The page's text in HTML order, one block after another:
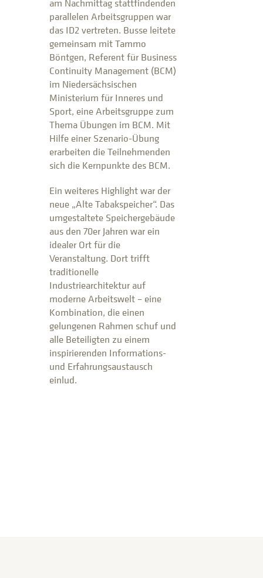
am Nachmittag stattfindenden
parallelen Arbeitsgruppen war
das ID2 vertreten. Busse leitete
gemeinsam mit Tammo
Böntgen, Referent für Business
Continuity Management (BCM)
im Niedersächsischen
Ministerium für Inneres und
Sport, eine Arbeitsgruppe zum
Thema Übungen im BCM. Mit
Hilfe einer Szenario-Übung
erarbeiten die Teilnehmenden
sich die Kernpunkte des BCM.
Ein weiteres Highlight war der
neue „Alte Tabakspeicher“. Das
umgestaltete Speichergebäude
aus den 70er Jahren war ein
idealer Ort für die
Veranstaltung. Dort trifft
traditionelle
Industriearchitektur auf
moderne Arbeitswelt – eine
Kombination, die einen
gelungenen Rahmen schuf und
alle Beteiligten zu einem
inspirierenden Informations-
und Erfahrungsaustausch
einlud.